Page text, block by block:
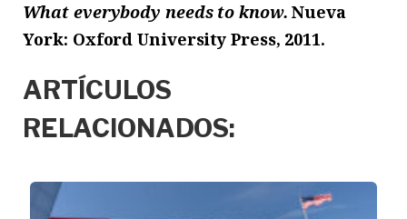
What everybody needs to know. Nueva
York: Oxford University Press, 2011.
ARTÍCULOS
RELACIONADOS: